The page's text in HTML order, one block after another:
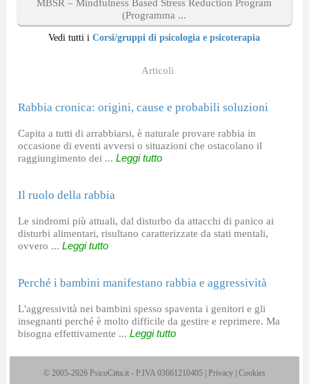
MBSR – Mindfulness Based Stress Reduction Program
(Programma ...
Vedi tutti iCorsi/gruppi di psicologia e psicoterapia
Articoli
Rabbia cronica: origini, cause e probabili soluzioni
Capita a tutti di arrabbiarsi, è naturale provare rabbia in
occasione di eventi avversi o situazioni che ostacolano il
raggiungimento dei ... Leggi tutto
Il ruolo della rabbia
Le sindromi più attuali, dal disturbo da attacchi di panico ai
disturbi alimentari, risultano caratterizzate da stati mentali,
ovvero ... Leggi tutto
Perché i bambini manifestano rabbia e aggressività
L'aggressività nei bambini spesso spaventa i genitori e gli
insegnanti perché è molto difficile da gestire e reprimere. Ma
bisogna effettivamente ... Leggi tutto
© 2005-2026 PsicoCitta.it - P.IVA 03661210405 | Privacy Cookies